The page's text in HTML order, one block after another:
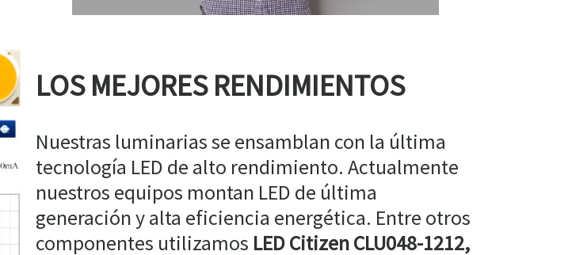
LOS MEJORES RENDIMIENTOS
Nuestras luminarias se ensamblan con la última
tecnología LED de alto rendimiento. Actualmente
nuestros equipos montan LED de última
generación y alta eficiencia energética. Entre otros
componentes utilizamos LED Citizen CLU048-1212,